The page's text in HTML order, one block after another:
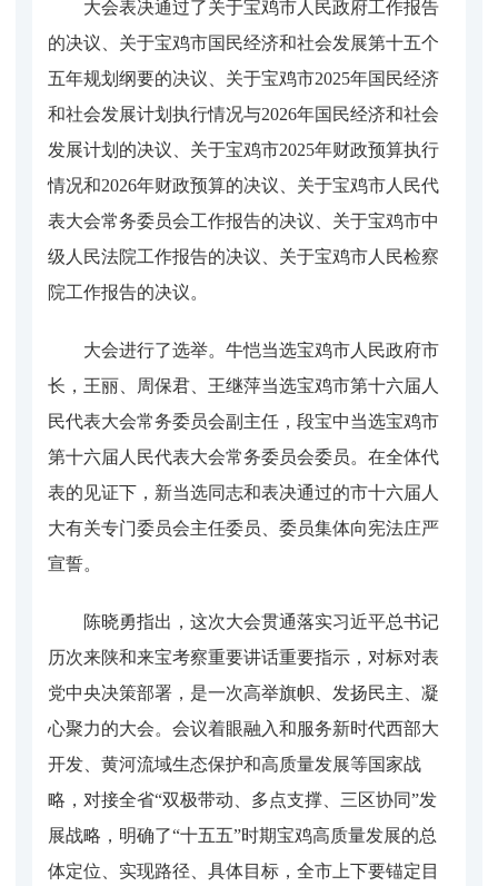
大会表决通过了关于宝鸡市人民政府工作报告
的决议、关于宝鸡市国民经济和社会发展第十五个
五年规划纲要的决议、关于宝鸡市2025年国民经济
和社会发展计划执行情况与2026年国民经济和社会
发展计划的决议、关于宝鸡市2025年财政预算执行
情况和2026年财政预算的决议、关于宝鸡市人民代
表大会常务委员会工作报告的决议、关于宝鸡市中
级人民法院工作报告的决议、关于宝鸡市人民检察
院工作报告的决议。
大会进行了选举。牛恺当选宝鸡市人民政府市
长，王丽、周保君、王继萍当选宝鸡市第十六届人
民代表大会常务委员会副主任，段宝中当选宝鸡市
第十六届人民代表大会常务委员会委员。在全体代
表的见证下，新当选同志和表决通过的市十六届人
大有关专门委员会主任委员、委员集体向宪法庄严
宣誓。
陈晓勇指出，这次大会贯通落实习近平总书记
历次来陕和来宝考察重要讲话重要指示，对标对表
党中央决策部署，是一次高举旗帜、发扬民主、凝
心聚力的大会。会议着眼融入和服务新时代西部大
开发、黄河流域生态保护和高质量发展等国家战
略，对接全省“双极带动、多点支撑、三区协同”发
展战略，明确了“十五五”时期宝鸡高质量发展的总
体定位、实现路径、具体目标，全市上下要锚定目